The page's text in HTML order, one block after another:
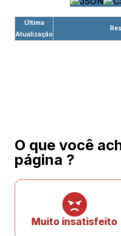
Última
Atualização
O que você
página ?
Muito insatisfeito